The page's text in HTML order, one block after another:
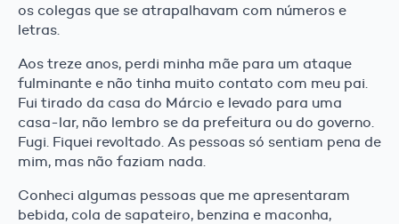
os colegas que se atrapalhavam com números e
letras.
Aos treze anos, perdi minha mãe para um ataque
fulminante e não tinha muito contato com meu pai.
Fui tirado da casa do Márcio e levado para uma
casa-lar, não lembro se da prefeitura ou do governo.
Fugi. Fiquei revoltado. As pessoas só sentiam pena de
mim, mas não faziam nada.
Conheci algumas pessoas que me apresentaram
bebida, cola de sapateiro, benzina e maconha,